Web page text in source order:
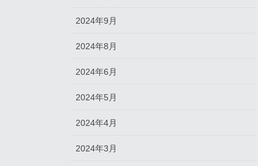
2024年9月
2024年8月
2024年6月
2024年5月
2024年4月
2024年3月